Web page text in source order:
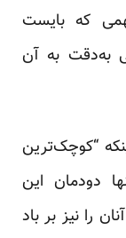
که بایست
به‌دقت به آن
“کوچک‌ترین
دودمان این
را نیز بر باد